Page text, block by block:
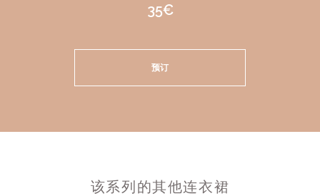
35€
预订
该系列的其他连衣裙